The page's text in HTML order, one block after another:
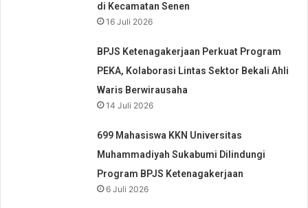
di Kecamatan Senen
16 Juli 2026
BPJS Ketenagakerjaan Perkuat Program
PEKA, Kolaborasi Lintas Sektor Bekali Ahli
Waris Berwirausaha
14 Juli 2026
699 Mahasiswa KKN Universitas
Muhammadiyah Sukabumi Dilindungi
Program BPJS Ketenagakerjaan
6 Juli 2026